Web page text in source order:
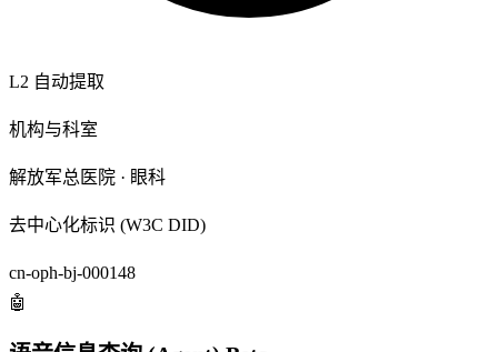
L2 自动提取
机构与科室
解放军总医院 · 眼科
去中心化标识 (W3C DID)
cn-oph-bj-000148
🤖